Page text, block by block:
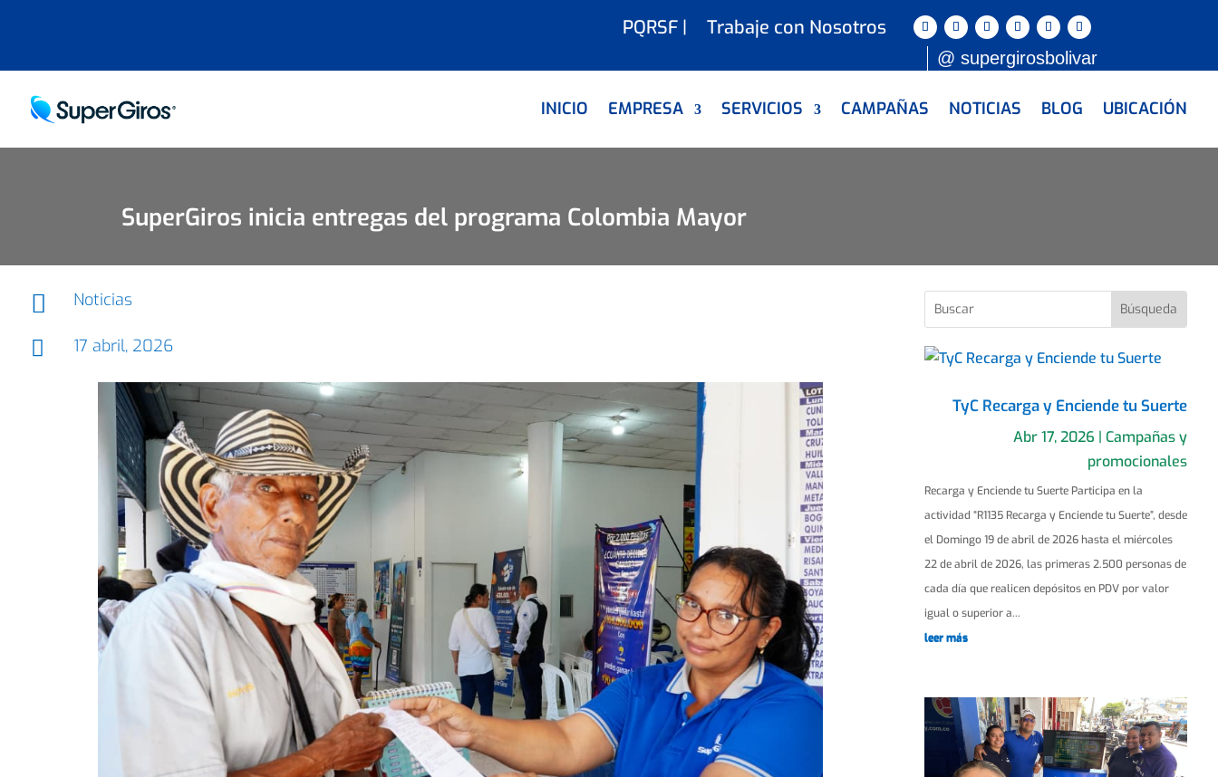
PQRSF | Trabaje con Nosotros
@ supergirosbolivar
INICIO EMPRESA SERVICIOS CAMPAÑAS NOTICIAS BLOG UBICACIÓN
SuperGiros inicia entregas del programa Colombia Mayor
 Noticias
 17 abril, 2026
TyC Recarga y Enciende tu Suerte
Abr 17, 2026 |Campañas y
promocionales
Recarga y Enciende tu Suerte Participa en la
actividad “R1135 Recarga y Enciende tu Suerte”, desde
el Domingo 19 de abril de 2026 hasta el miércoles
22 de abril de 2026, las primeras 2.500 personas de
cada día que realicen depósitos en PDV por valor
igual o superior a...
leer más